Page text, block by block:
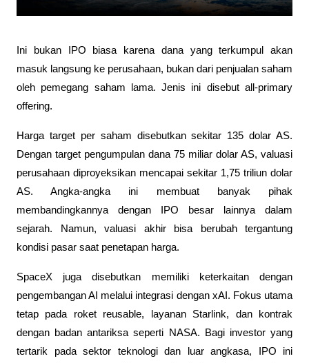
Ini bukan IPO biasa karena dana yang terkumpul akan
masuk langsung ke perusahaan, bukan dari penjualan saham
oleh pemegang saham lama. Jenis ini disebut all-primary
offering.
Harga target per saham disebutkan sekitar 135 dolar AS.
Dengan target pengumpulan dana 75 miliar dolar AS, valuasi
perusahaan diproyeksikan mencapai sekitar 1,75 triliun dolar
AS. Angka-angka ini membuat banyak pihak
membandingkannya dengan IPO besar lainnya dalam
sejarah. Namun, valuasi akhir bisa berubah tergantung
kondisi pasar saat penetapan harga.
SpaceX juga disebutkan memiliki keterkaitan dengan
pengembangan AI melalui integrasi dengan xAI. Fokus utama
tetap pada roket reusable, layanan Starlink, dan kontrak
dengan badan antariksa seperti NASA. Bagi investor yang
tertarik pada sektor teknologi dan luar angkasa, IPO ini